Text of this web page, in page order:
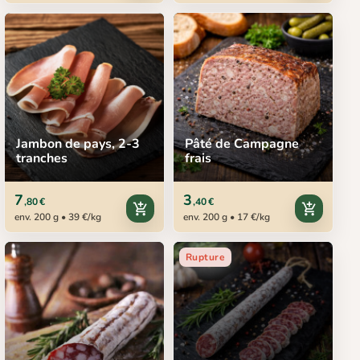
Jambon de pays, 2-3
tranches
7,80 €
env. 200 g • 39 €/kg
add_shopping_cart
Pâté de Campagne
frais
3,40 €
env. 200 g • 17 €/kg
add_shopping_cart
Rupture